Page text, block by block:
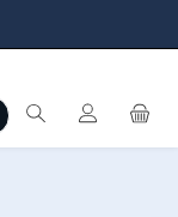
Werkzeugleiste anzeigen